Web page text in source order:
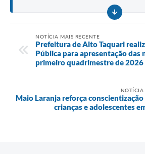
NOTÍCIA MAIS RECENTE
Prefeitura de Alto Taquari
Pública para apresentação das
primeiro quadrimestre de 2026
NOTÍCIA
Maio Laranja reforça
crianças e adolescentes